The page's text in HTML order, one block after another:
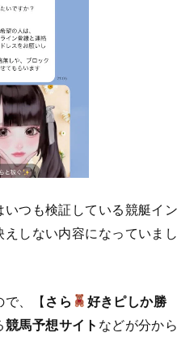
つも検証している競艇イン
しない内容になっていまし
で、【 さら
好きピしか勝
競馬予想サイト などが分から